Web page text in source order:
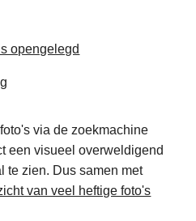
opengelegd
via de zoekmachine
een visueel overweldigend
te zien. Dus samen met
van veel heftige foto's